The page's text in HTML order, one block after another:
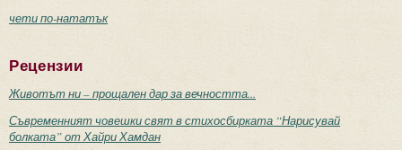
чети по-нататък
Рецензии
Животът ни – прощален дар за вечността...
Съвременният човешки свят в стихосбирката “Нарисувай
болката” от Хайри Хамдан